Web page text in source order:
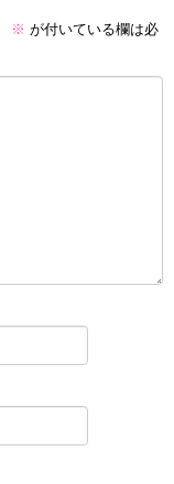
※ が付いている欄は必